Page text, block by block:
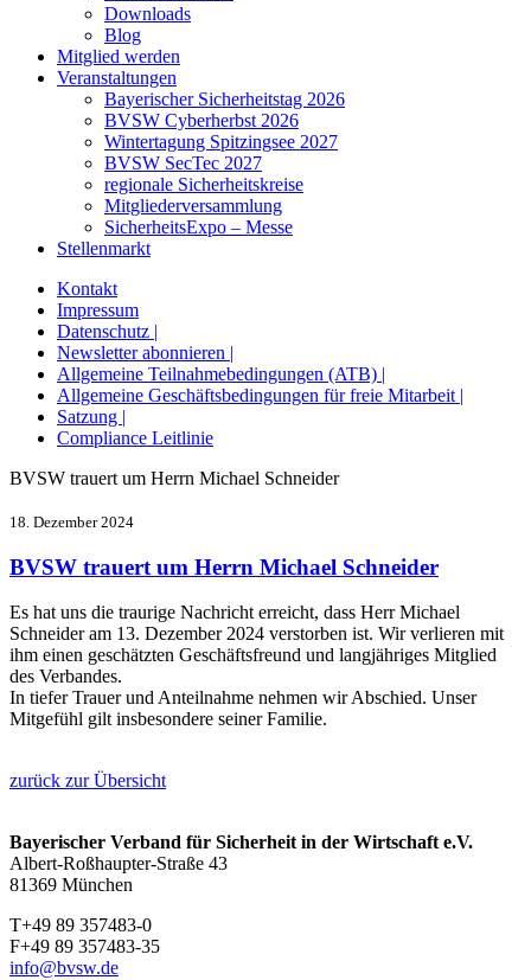
Downloads
Blog
Mitglied werden
Veranstaltungen
Bayerischer Sicherheitstag 2026
BVSW Cyberherbst 2026
Wintertagung Spitzingsee 2027
BVSW SecTec 2027
regionale Sicherheitskreise
Mitgliederversammlung
SicherheitsExpo – Messe
Stellenmarkt
Kontakt
Impressum
Datenschutz |
Newsletter abonnieren |
Allgemeine Teilnahmebedingungen (ATB) |
Allgemeine Geschäftsbedingungen für freie Mitarbeit |
Satzung |
Compliance Leitlinie
BVSW trauert um Herrn Michael Schneider
18. Dezember 2024
BVSW trauert um Herrn Michael Schneider
Es hat uns die traurige Nachricht erreicht, dass Herr Michael
Schneider am 13. Dezember 2024 verstorben ist. Wir verlieren mit
ihm einen geschätzten Geschäftsfreund und langjähriges Mitglied
des Verbandes.
In tiefer Trauer und Anteilnahme nehmen wir Abschied. Unser
Mitgefühl gilt insbesondere seiner Familie.
zurück zur Übersicht
Bayerischer Verband für Sicherheit in der Wirtschaft e.V.
Albert-Roßhaupter-Straße 43
81369 München
T+49 89 357483-0
F+49 89 357483-35
info@bvsw.de